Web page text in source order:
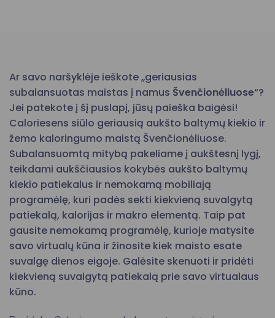
Ar savo naršyklėje ieškote „geriausias
subalansuotas maistas į namus Švenčionėliuose“?
Jei patekote į šį puslapį, jūsų paieška baigėsi!
Caloriesens siūlo geriausią aukšto baltymų kiekio ir
žemo kaloringumo maistą Švenčionėliuose.
Subalansuomtą mitybą pakeliame į aukštesnį lygį,
teikdami aukščiausios kokybės aukšto baltymų
kiekio patiekalus ir nemokamą mobiliają
programėlę, kuri padės sekti kiekvieną suvalgytą
patiekalą, kalorijas ir makro elementą. Taip pat
gausite nemokamą programėlę, kurioje matysite
savo virtualų kūna ir žinosite kiek maisto esate
suvalgę dienos eigoje. Galėsite skenuoti ir pridėti
kiekvieną suvalgytą patiekalą prie savo virtualaus
kūno.